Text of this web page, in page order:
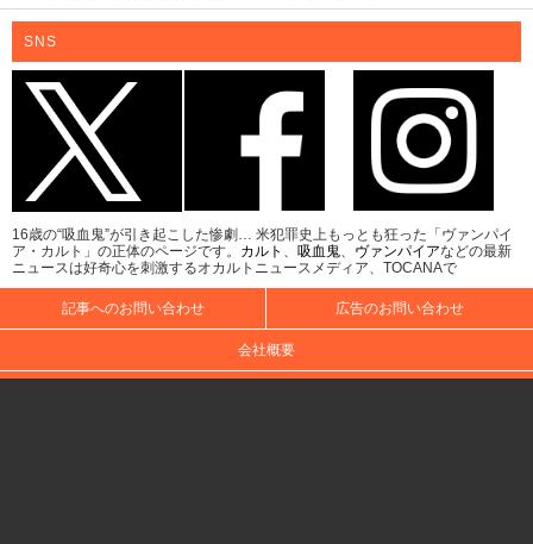
SNS
16歳の“吸血鬼”が引き起こした惨劇… 米犯罪史上もっとも狂った「ヴァンパイ
ア・カルト」の正体のページです。 カルト 、 吸血鬼、 ヴァンパイアなどの最新
ニュースは好奇心を刺激するオカルトニュースメディア、TOCANAで
記事へのお問い合わせ 広告のお問い合わせ
会社概要